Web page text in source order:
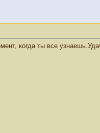
когда ты все